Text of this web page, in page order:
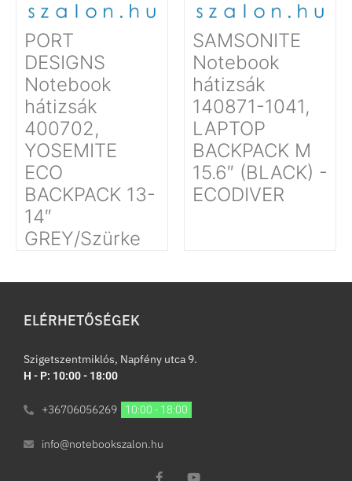
PORT
DESIGNS
Notebook
hátizsák
400702,
YOSEMITE
ECO
BACKPACK 13-
14″
GREY/Szürke
SAMSONITE
Notebook
hátizsák
140871-1041,
LAPTOP
BACKPACK M
15.6″ (BLACK) -
ECODIVER
ELÉRHETŐSÉGEK
Szigetszentmiklós, Napfény utca 9.
H - P: 10:00 - 18:00
+36706056269 10:00 - 18:00
info@notebookszalon.hu